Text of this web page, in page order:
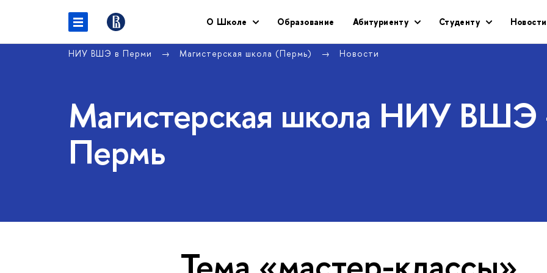
О Школе Образование Абитуриенту Студенту Новости
НИУ ВШЭ в Перми Магистерская школа (Пермь) Новости
Магистерская школа НИУ
Пермь